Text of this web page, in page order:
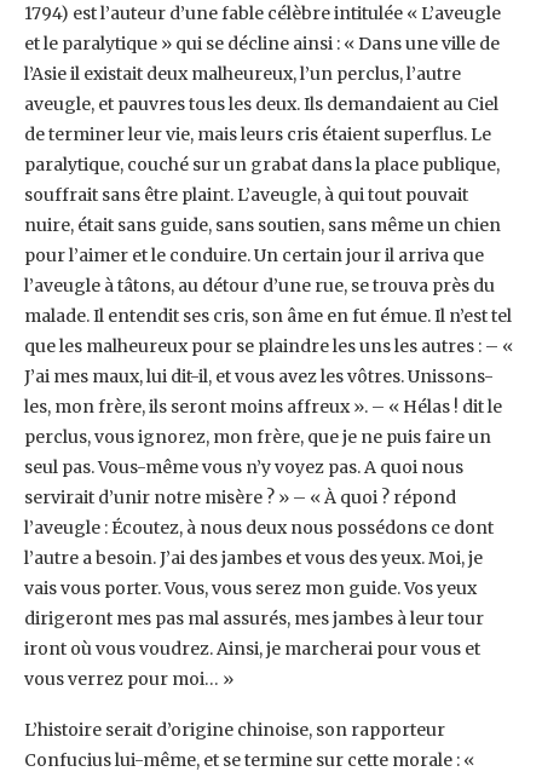
1794) est l’auteur d’une fable célèbre ‎intitulée « L’aveugle
et le paralytique » qui se décline ainsi : « Dans une ville de
l’Asie il existait ‎deux malheureux, l’un perclus, l’autre
aveugle, et pauvres tous les deux. Ils demandaient au Ciel
‎de terminer leur vie, mais leurs cris étaient superflus. Le
paralytique, couché sur un grabat dans la ‎place publique,
souffrait sans être plaint. L’aveugle, à qui tout pouvait
nuire, était sans guide, ‎sans soutien, sans même un chien
pour l’aimer et le conduire. Un certain jour il arriva que
‎l’aveugle à tâtons, au détour d’une rue, se trouva près du
malade. Il entendit ses cris, son âme en ‎fut émue. Il n’est tel
que les malheureux pour se plaindre les uns les autres : – «
J’ai mes maux, lui ‎dit-il, et vous avez les vôtres. Unissons-
les, mon frère, ils seront moins affreux ». – « Hélas ! dit le
‎perclus, vous ignorez, mon frère, que je ne puis faire un
seul pas. Vous-même vous n’y voyez pas. ‎A quoi nous
servirait d’unir notre misère ? » – « À quoi ? répond
l’aveugle : Écoutez, à nous deux ‎nous possédons ce dont
l’autre a besoin. J’ai des jambes et vous des yeux. Moi, je
vais vous ‎porter. Vous, vous serez mon guide. Vos yeux
dirigeront mes pas mal assurés, mes jambes à leur ‎tour
iront où vous voudrez. Ainsi, je marcherai pour vous et
vous verrez pour moi… »
L’histoire ‎serait d’origine chinoise, son rapporteur
Confucius lui-même, et se termine sur cette morale : ‎‎«